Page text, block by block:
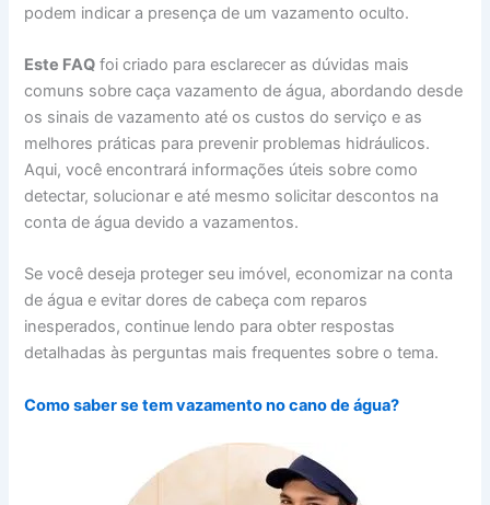
podem indicar a presença de um vazamento oculto.
Este FAQ foi criado para esclarecer as dúvidas mais
comuns sobre caça vazamento de água, abordando desde
os sinais de vazamento até os custos do serviço e as
melhores práticas para prevenir problemas hidráulicos.
Aqui, você encontrará informações úteis sobre como
detectar, solucionar e até mesmo solicitar descontos na
conta de água devido a vazamentos.
Se você deseja proteger seu imóvel, economizar na conta
de água e evitar dores de cabeça com reparos
inesperados, continue lendo para obter respostas
detalhadas às perguntas mais frequentes sobre o tema.
Como saber se tem vazamento no cano de água?